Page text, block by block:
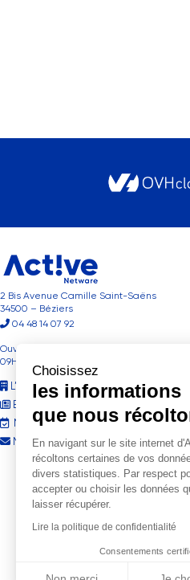
2 Bis Avenue Camille Saint-Saëns
34500 – Béziers
04 48 14 07 92
Ouvert du Lundi au Vendredi de
09H00 à 18H00
L’entreprise
Blog
Nos évènements
Nous contacter
Choisissez
les informations
que nous
En navigant sur le site internet
récoltons certaines de vos
divers statistiques. Par respect
accepter ou choisir les données
laisser récupérer.
Lire la politique de confidentialité
Consentements